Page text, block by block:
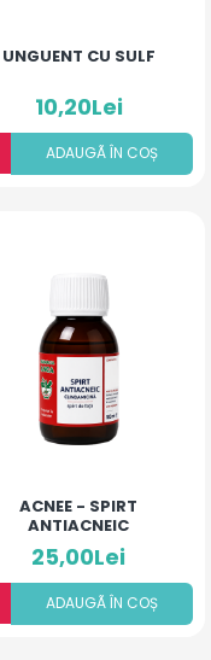
UNGUENT CU SULF
10,20Lei
ADAUGÃ ÎN COȘ
ACNEE - SPIRT
ANTIACNEIC
25,00Lei
ADAUGÃ ÎN COȘ